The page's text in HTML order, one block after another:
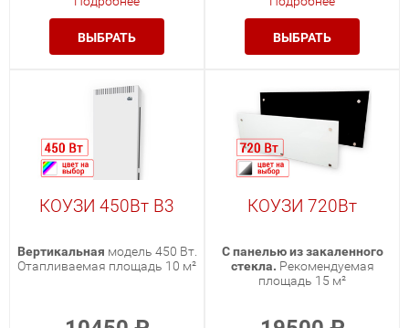
ВЫБРАТЬ ВЫБРАТЬ
КОУЗИ 450Вт В3
Вертикальная модель 450 Вт.
Отапливаемая площадь 10 м²
КОУЗИ 720Вт
С панелью из закаленного
стекла. Рекомендуемая
площадь 15 м²